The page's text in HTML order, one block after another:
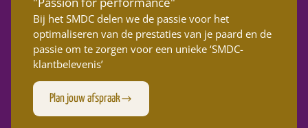
Bij het SMDC delen we de passie voor het
optimaliseren van de prestaties van je paard en de
passie om te zorgen voor een unieke ‘SMDC-
klantbelevenis’
Plan jouw afspraak